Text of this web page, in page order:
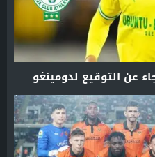
عن التوقيع لدومينغو